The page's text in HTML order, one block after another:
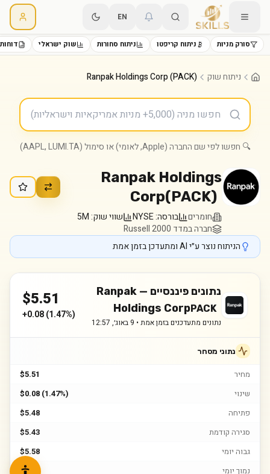
EN
סורק מניות ניתוח קריפטו ניתוח סחורות שוק ישראלי
ניתוח שוק Ranpak Holdings Corp (PACK)
🔍 חפשו לפי שם החברה (Apple, לאומי) או סימול (AAPL, LUMI.TA)
Ranpak Holdings
Corp(PACK)
חומרים בורסה:NYSE שווי שוק:5M
חברה במדד Russell 2000
הניתוח נוצר ע״י AI ומתעדכן בזמן אמת
נתונים פיננסיים — Ranpak
Holdings CorpPACK
נתונים מתעדכנים בזמן אמת • 9 באוג׳, 12:57
$5.51
+0.08(1.47%)
נתוני מסחר
מחיר
$5.51
שינוי
$0.08 (1.47%)
פתיחה
$5.48
סגירה קודמת
$5.43
גבוה יומי
$5.58
נמוך יומי
$5.44